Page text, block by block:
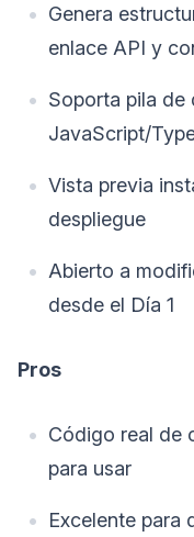
Genera
enlace API y
Soporta pila de
JavaScript/
Vista previa
despliegue
Abierto a
desde el Día 1
Pros
Código real de
para usar
Excelente para